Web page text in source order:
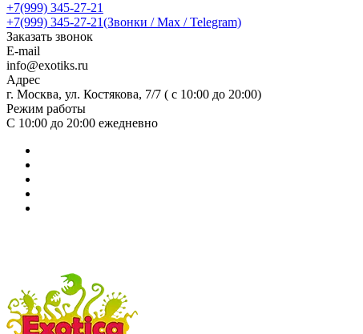
+7(999) 345-27-21
+7(999) 345-27-21(Звонки / Max / Telegram)
Заказать звонок
E-mail
info@exotiks.ru
Адрес
г. Москва, ул. Костякова, 7/7 ( с 10:00 до 20:00)
Режим работы
С 10:00 до 20:00 ежедневно